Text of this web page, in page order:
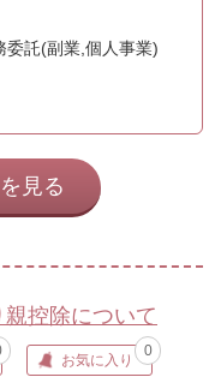
委託(副業,個人事業)
見る
控除について
お気に入り
0